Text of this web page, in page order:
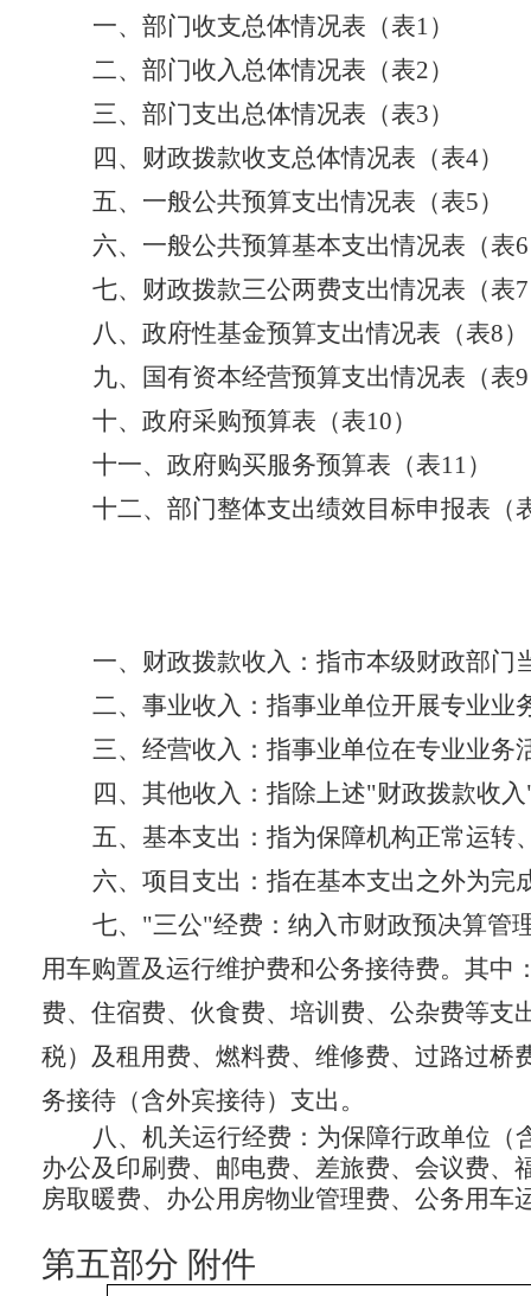
一、 部门收支总体情况表（表1）
二、 部门收入总体情况表（表2）
三、 部门支出总体情况表（表3）
四、财政拨款收支总体情况表（表4）
五、一般公共预算支出情况表（表5）
六、一般公共预算基本支出情况表（表6
七、财政拨款三公两费支出情况表（表7
八、政府性基金预算支出情况表（表8）
九、国有资本经营预算支出情况表（表9
十、政府采购预算表（表10）
十一、政府购买服务预算表（表11）
十二、 部门整体支出绩效目标申报表 （
一、财政拨款收入 ：指市本级财政部门
二、事业收入 ：指事业单位开展专业
三、经营收入 ：指事业单位在专业业
四、其他收入 ：指除上述"财政拨款收入
五、基本支出 ：指为保障机构正常运
六、项目支出 ：指在基本支出之外为
七、 "三公"经费 ：纳入市财政预决算管
用车购置及运行维护费和公务接待费。 其中
费、住宿费、伙食费、培训费、公杂费等
税）及租用费、燃料费、维修费、过路过桥
务接待（含外宾接待）支出。
八、机关运行经费 ：为保障行政单位
办公及印刷费、邮电费、差旅费、会议费
房取暖费、办公用房物业管理费、公务用车
第五部分 附件